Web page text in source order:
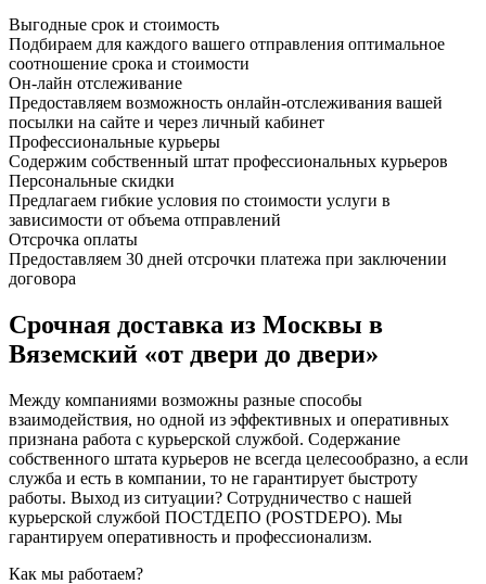
Выгодные срок и стоимость
Подбираем для каждого вашего отправления оптимальное
соотношение срока и стоимости
Он-лайн отслеживание
Предоставляем возможность онлайн-отслеживания вашей
посылки на сайте и через личный кабинет
Профессиональные курьеры
Содержим собственный штат профессиональных курьеров
Персональные скидки
Предлагаем гибкие условия по стоимости услуги в
зависимости от объема отправлений
Отсрочка оплаты
Предоставляем 30 дней отсрочки платежа при заключении
договора
Срочная доставка из Москвы в
Вяземский «от двери до двери»
Между компаниями возможны разные способы
взаимодействия, но одной из эффективных и оперативных
признана работа с курьерской службой. Содержание
собственного штата курьеров не всегда целесообразно, а если
служба и есть в компании, то не гарантирует быстроту
работы. Выход из ситуации? Сотрудничество с нашей
курьерской службой ПОСТДЕПО (POSTDEPO). Мы
гарантируем оперативность и профессионализм.
Как мы работаем?